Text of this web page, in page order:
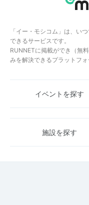
「イー・モシコム」は、い
できるサービスです。
RUNNETに掲載ができ（無
みを解決できるプラットフォ
イベントを探す
施設を探す